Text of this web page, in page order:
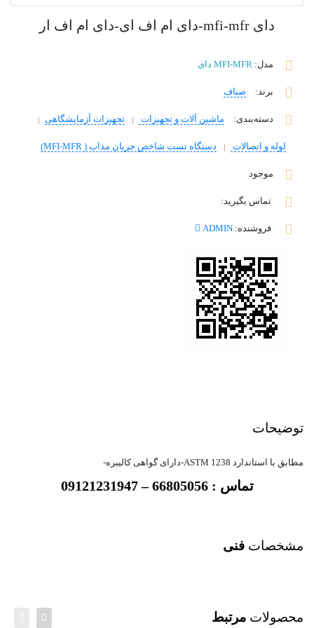
دای mfi-mfr-دای ام اف ای-دای ام اف ار
مدل: MFI-MFR دای
برند: صناف
دسته‌بندی: ماشین آلات و تجهیزات تجهیزات آزمایشگاهی
لوله و اتصالات دستگاه تست شاخص جریان مذاب ( MFI-MFR)
موجود
تماس بگیرید:
فروشنده: ADMIN
توضیحات
مطابق با استاندارد ASTM 1238-دارای گواهی کالیبره-
تماس : 66805056 – 09121231947
مشخصات فنی
محصولات مرتبط